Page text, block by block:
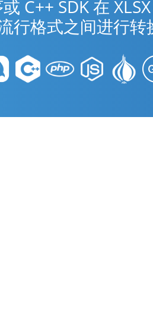
C++ SDK 在
行格式之间进行转